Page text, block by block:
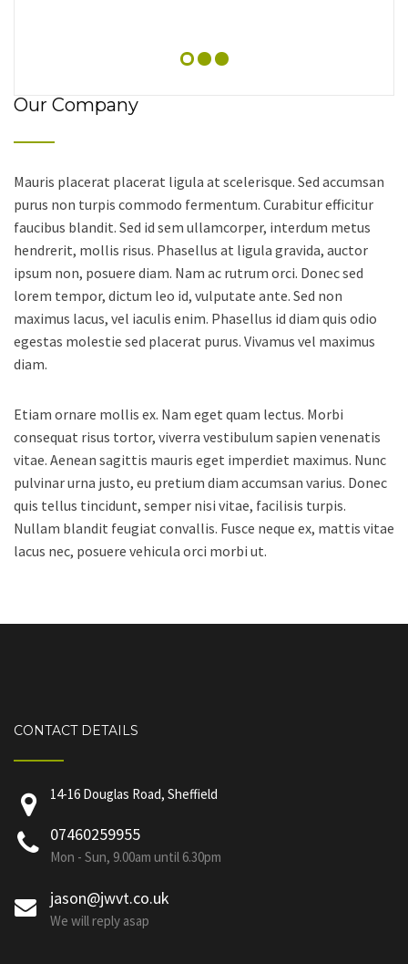
Our Company
Mauris placerat placerat ligula at scelerisque. Sed accumsan
purus non turpis commodo fermentum. Curabitur efficitur
faucibus blandit. Sed id sem ullamcorper, interdum metus
hendrerit, mollis risus. Phasellus at ligula gravida, auctor
ipsum non, posuere diam. Nam ac rutrum orci. Donec sed
lorem tempor, dictum leo id, vulputate ante. Sed non
maximus lacus, vel iaculis enim. Phasellus id diam quis odio
egestas molestie sed placerat purus. Vivamus vel maximus
diam.
Etiam ornare mollis ex. Nam eget quam lectus. Morbi
consequat risus tortor, viverra vestibulum sapien venenatis
vitae. Aenean sagittis mauris eget imperdiet maximus. Nunc
pulvinar urna justo, eu pretium diam accumsan varius. Donec
quis tellus tincidunt, semper nisi vitae, facilisis turpis.
Nullam blandit feugiat convallis. Fusce neque ex, mattis vitae
lacus nec, posuere vehicula orci morbi ut.
CONTACT DETAILS
14-16 Douglas Road, Sheffield
07460259955
Mon - Sun, 9.00am until 6.30pm
jason@jwvt.co.uk
We will reply asap